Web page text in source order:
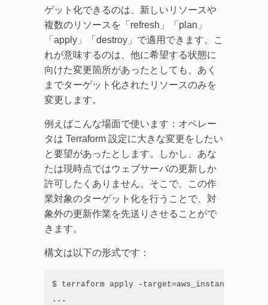
ゲット化できるのは、新しいリソースや
複数のリソースを「refresh」「plan」
「apply」「destroy」で適用できます。こ
れが意味するのは、他に希望する状態に
向けた変更箇所があったとしても、あく
までターゲット化されたリソースのみを
変更します。
例えばこんな場面で使います：オペレー
タは Terraform 設定に大きな変更をしたい
と要望があったとします。しかし、あな
たは現時点ではウェブサーバの更新しか
許可したくありません。そこで、この作
業対象のターゲット化を行うことで、対
象外の更新作業を先送りさせることがで
きます。
構文は以下の形式です：
$ terraform apply -target=aws_instance.web
...